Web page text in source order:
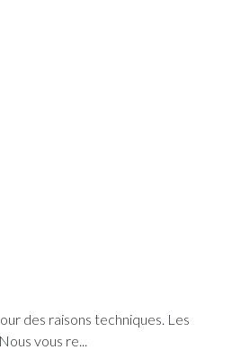
des raisons techniques. Les
vous re...